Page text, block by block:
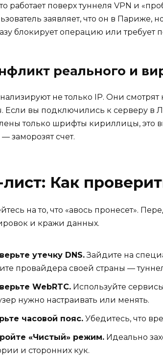
работает поверх туннеля VPN и
заявляет, что он в Париже,
блокирует операцию или требует
реального и
не только IP. Они
Если вы подключились к серверу в
только шрифты кириллицы, это
заморозят счет.
Как
на то, что «авось пронесет».
и кражи данных.
утечку DNS.Зайдите на
провайдера своей страны —
WebRTC. Используйте
нужно настраивать или менять.
часовой пояс. Убедитесь, что
«Чистый» режим. Идеально
и сторонних кук.